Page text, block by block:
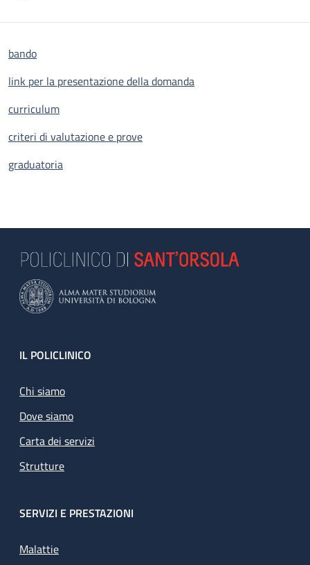
bando
link per la presentazione della domanda
curriculum
criteri di valutazione e prove
graduatoria
Footer
IL POLICLINICO
Chi siamo
Dove siamo
Carta dei servizi
Strutture
SERVIZI E PRESTAZIONI
Malattie